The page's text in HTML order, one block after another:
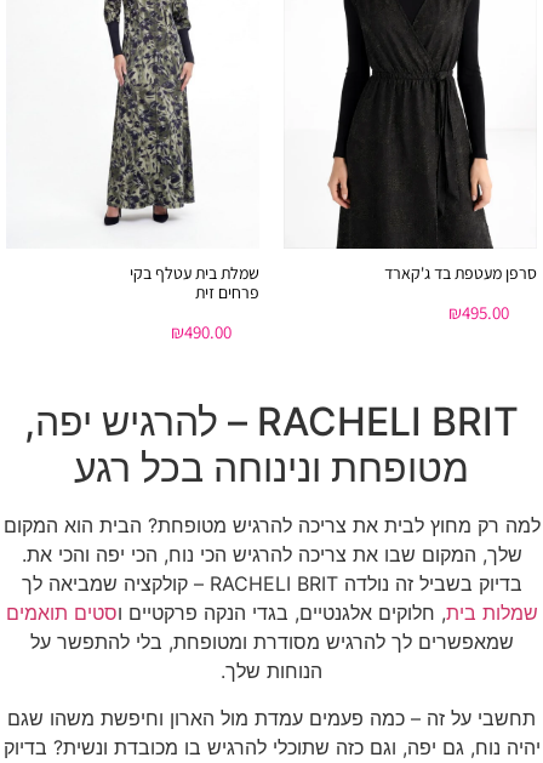
סרפן מעטפת בד ג'קארד
₪495.00
שמלת בית עטלף בקי
פרחים זית
₪490.00
RACHELI BRIT – להרגיש יפה,
מטופחת ונינוחה בכל רגע
למה רק מחוץ לבית את צריכה להרגיש מטופחת? הבית הוא המקום
שלך, המקום שבו את צריכה להרגיש הכי נוח, הכי יפה והכי את.
בדיוק בשביל זה נולדה RACHELI BRIT – קולקציה שמביאה לך
שמלות בית, חלוקים אלגנטיים, בגדי הנקה פרקטיים וסטים תואמים
שמאפשרים לך להרגיש מסודרת ומטופחת, בלי להתפשר על
הנוחות שלך.
תחשבי על זה – כמה פעמים עמדת מול הארון וחיפשת משהו שגם
יהיה נוח, גם יפה, וגם כזה שתוכלי להרגיש בו מכובדת ונשית? בדיוק